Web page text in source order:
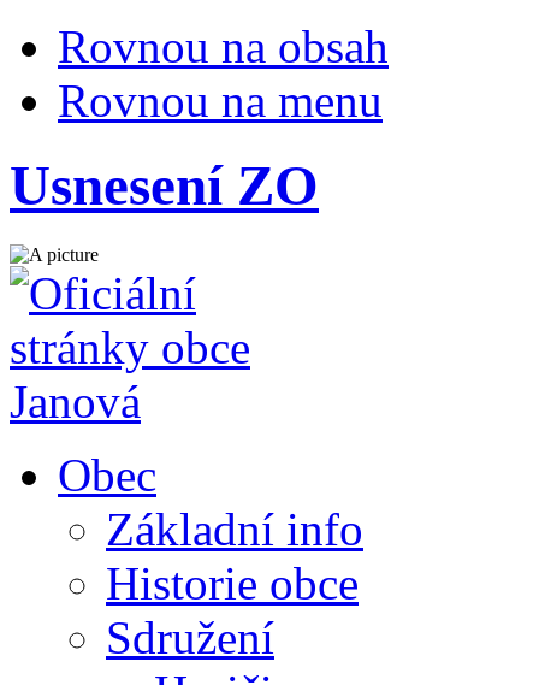
Rovnou na obsah
Rovnou na menu
Usnesení ZO
Obec
Základní info
Historie obce
Sdružení